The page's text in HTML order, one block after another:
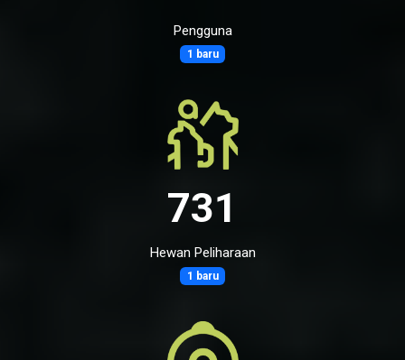
Pengguna
1 baru
731
Hewan Peliharaan
1 baru